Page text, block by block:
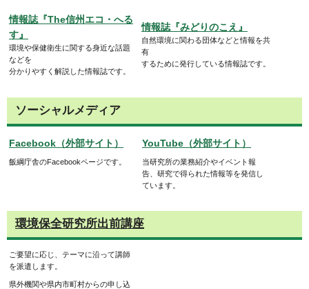
情報誌『The信州エコ・へる
す』
環境や保健衛生に関する身近な話題
などを
分かりやすく解説した情報誌です。
情報誌『みどりのこえ』
自然環境に関わる団体などと情報を共
有
するために発行している情報誌です。
ソーシャルメディア
Facebook（外部サイト）
飯綱庁舎のFacebookページです。
YouTube（外部サイト）
当研究所の業務紹介やイベント報
告、研究で得られた情報等を発信し
ています。
環境保全研究所出前講座
ご要望に応じ、テーマに沿って講師
を派遣します。
県外機関や県内市町村からの申し込